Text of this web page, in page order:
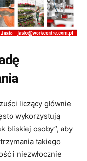
liczący głównie
wykorzystują
bliskiej osoby”, aby
takiego
i niezwłocznie